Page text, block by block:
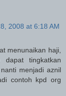
2008 at 6:18 AM
menunaikan haji,
tingkatkan
menjadi aznil
contoh kpd org